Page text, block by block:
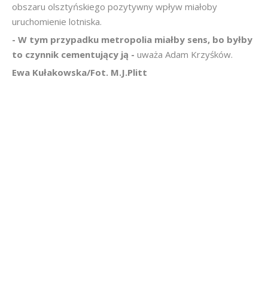
obszaru olsztyńskiego pozytywny wpływ miałoby
uruchomienie lotniska.
- W tym przypadku metropolia miałby sens, bo byłby
to czynnik cementujący ją - uważa Adam Krzyśków.
Ewa Kułakowska/Fot. M.J.Plitt